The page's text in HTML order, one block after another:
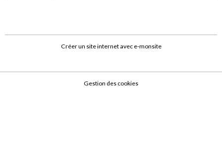
Créer un site internet avec e-monsite
Gestion des cookies